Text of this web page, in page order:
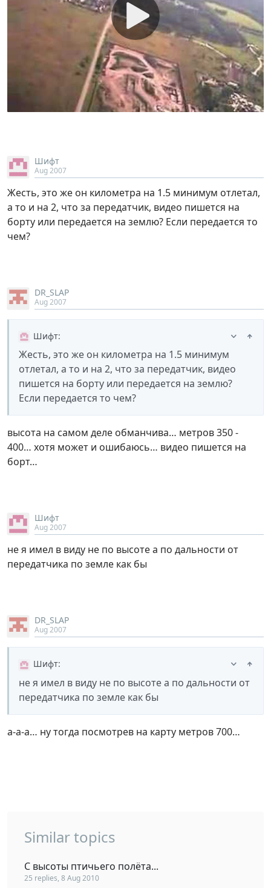
Шифт
Aug 2007
Жесть, это же он километра на 1.5 минимум отлетал,
а то и на 2, что за передатчик, видео пишется на
борту или передается на землю? Если передается то
чем?
DR_SLAP
Aug 2007
Шифт:
Жесть, это же он километра на 1.5 минимум
отлетал, а то и на 2, что за передатчик, видео
пишется на борту или передается на землю?
Если передается то чем?
высота на самом деле обманчива… метров 350 -
400… хотя может и ошибаюсь… видео пишется на
борт…
Шифт
Aug 2007
не я имел в виду не по высоте а по дальности от
передатчика по земле как бы
DR_SLAP
Aug 2007
Шифт:
не я имел в виду не по высоте а по дальности от
передатчика по земле как бы
а-а-а… ну тогда посмотрев на карту метров 700…
Similar topics
С высоты птичьего полёта...
25 replies, 8 Aug 2010